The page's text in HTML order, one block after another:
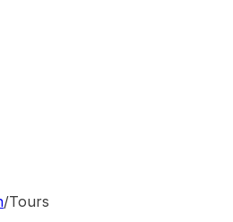
/Tours